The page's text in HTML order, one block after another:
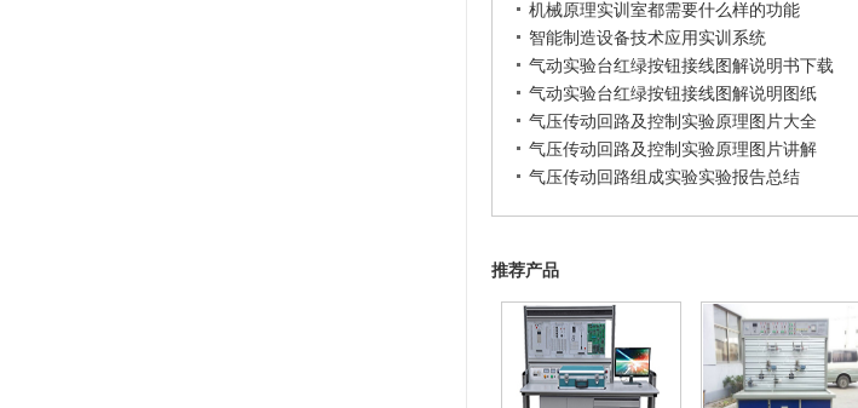
机械原理实训室都需要什么样的功能
智能制造设备技术应用实训系统
气动实验台红绿按钮接线图解说明书下载
气动实验台红绿按钮接线图解说明图纸
气压传动回路及控制实验原理图片大全
气压传动回路及控制实验原理图片讲解
气压传动回路组成实验实验报告总结
推荐产品